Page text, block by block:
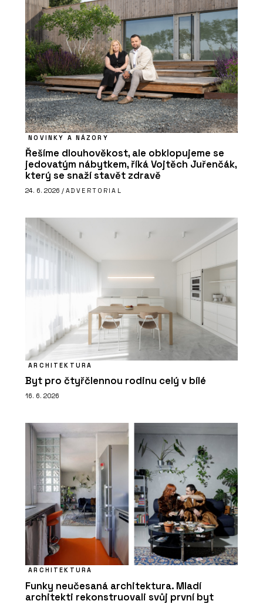
NOVINKY A NÁZORY
Řešíme dlouhověkost, ale obklopujeme se
jedovatým nábytkem, říká Vojtěch Juřenčák,
který se snaží stavět zdravě
24. 6. 2026 / ADVERTORIAL
ARCHITEKTURA
Byt pro čtyřčlennou rodinu celý v bílé
16. 6. 2026
ARCHITEKTURA
Funky neučesaná architektura. Mladí
architekti rekonstruovali svůj první byt